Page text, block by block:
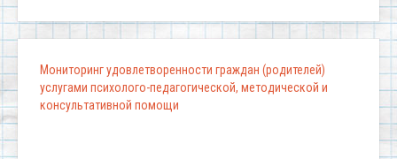
Мониторинг удовлетворенности граждан (родителей)
услугами психолого-педагогической, методической и
консультативной помощи